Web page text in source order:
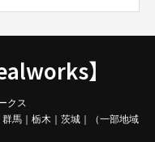
】
クス
馬｜栃木｜茨城｜（一部地域